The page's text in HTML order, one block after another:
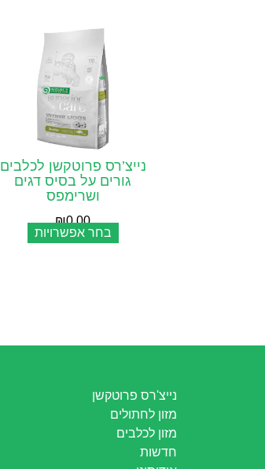
נייצ’רס פרוטקשן לכלבים
גורים על בסיס דגים
ושרימפס
₪0.00
בחר אפשרויות
נייצ'רס פרוטקשן
מזון לחתולים
מזון לכלבים
חדשות